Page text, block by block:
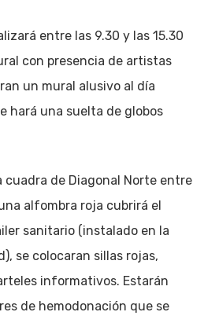
entre las 9.30 y las 15.30
con presencia de artistas
un mural alusivo al día
hará una suelta de globos
cuadra de Diagonal Norte entre
alfombra roja cubrirá el
sanitario (instalado en la
se colocaran sillas rojas,
informativos. Estarán
de hemodonación que se